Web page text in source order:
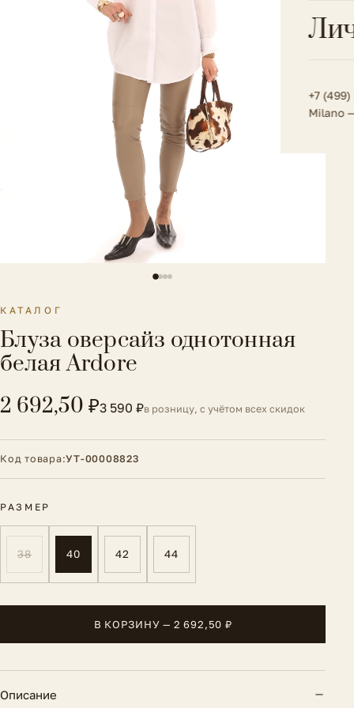
Весь
+7
Milano
КАТАЛОГ
Блуза оверсайз однотонная
белая Ardore
2 692,50 ₽3 590 ₽в розницу, с учётом всех скидок
Код товара:УТ-00008823
РАЗМЕР
38 40 42 44
В КОРЗИНУ — 2 692,50 ₽
Описание